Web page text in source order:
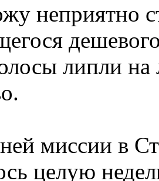
неприятно
липли
миссии в
целую